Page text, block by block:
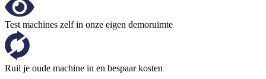
Test machines zelf in onze eigen demoruimte
Ruil je oude machine in en bespaar kosten